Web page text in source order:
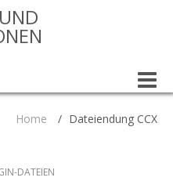
Toggle
Home / Dateiendung CCX
DATEIEN